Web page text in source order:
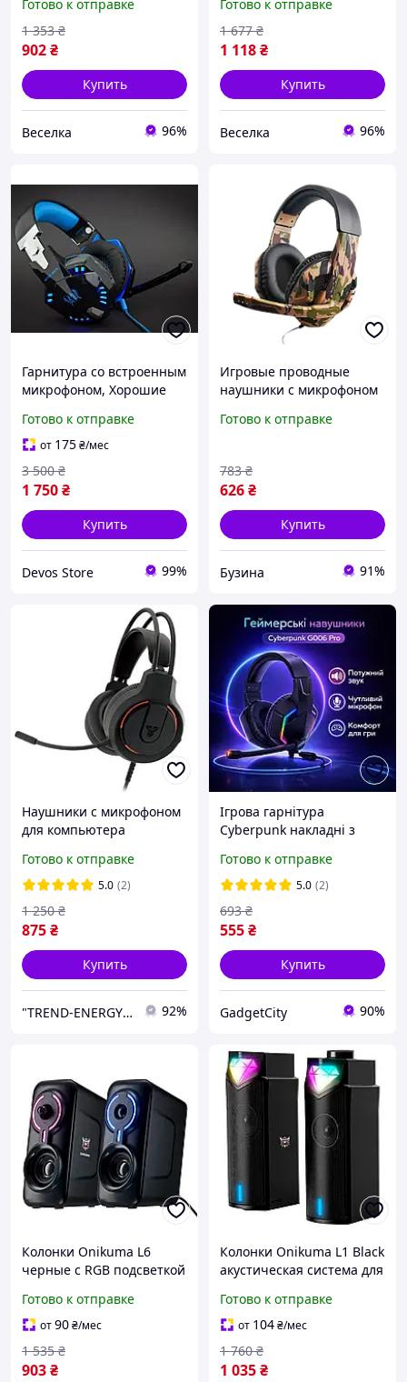
мультимедийных
развлечений FLAME
Готово к отправке
902₴
1 353 ₴
Купить
Веселка 96%
стильный дизайн для
музыки и игр SPICY
Готово к отправке
1 118₴
1 677 ₴
Купить
Веселка 96%
Гарнитура со встроенным
микрофоном, Хорошие
компьютера (USB+2 mini-
Jack 3.5мм, Кабель 2м),
DVS
Готово к отправке
от 175₴/мес
1 750₴
3 500 ₴
Купить
Devos Store 99%
Игровые проводные
наушники с микрофоном
гарнитура для
регулятором
Готово к отправке
626₴
783 ₴
Купить
Бузина 91%
Наушники с микрофоном
для компьютера
Геймерские наушники с
микрофоном игровые с
подсветкой
Готово к отправке
5.0 (2)
875₴
1 250 ₴
Купить
"TREND-ENERGY" Интернет-магазин аксессуаров к смартфонам и компьютерам 92%
Ігрова гарнітура
Cyberpunk накладні з
повнорозмірні
навушники для комп
ютера та онлайн ігор
Готово к отправке
5.0 (2)
555₴
693 ₴
Купить
GadgetCity 90%
Колонки Onikuma L6
черные с RGB подсветкой
Bluetooth 5.0 и
мощностью 10 Вт для
музыки и игр
Готово к отправке
от90₴/мес
903₴
1 535 ₴
Колонки Onikuma L1 Black
акустическая система для
USB аккумулятором и
качественным звуком
Готово к отправке
от 104₴/мес
1 035₴
1 760 ₴